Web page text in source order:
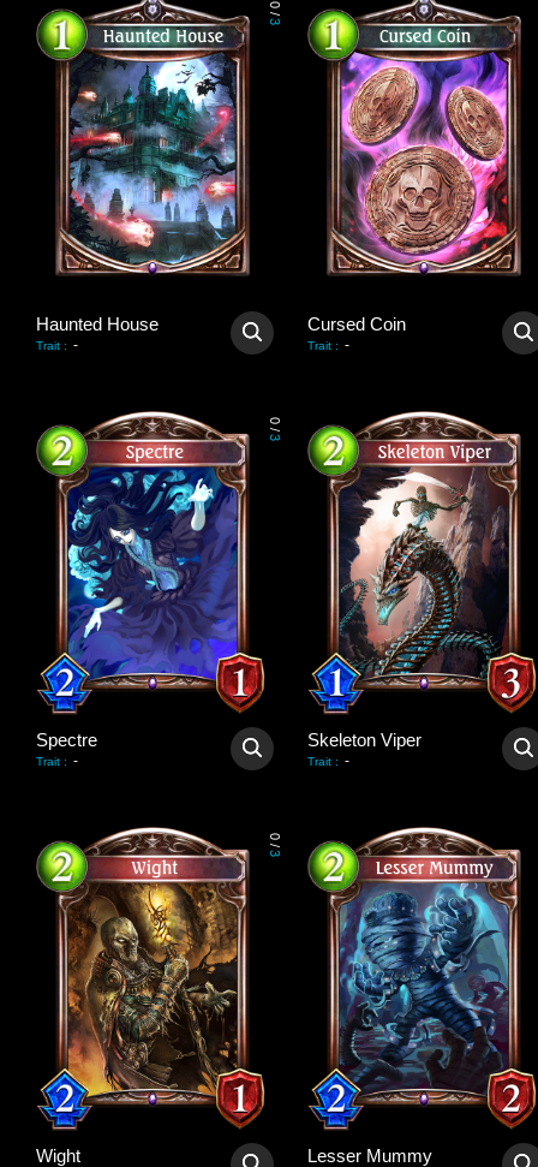
0
/
3
Haunted House
Trait : -
Cursed Coin
Trait : -
0
/
3
Spectre
Trait : -
Skeleton Viper
Trait : -
0
/
3
Wight Lesser Mummy